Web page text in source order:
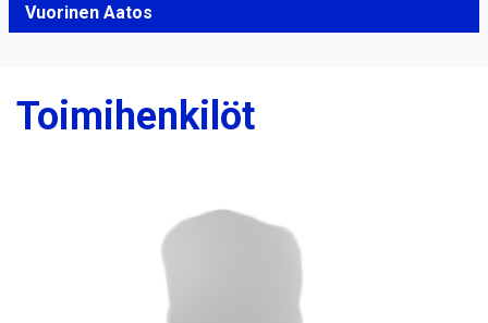
Vuorinen Aatos
Toimihenkilöt